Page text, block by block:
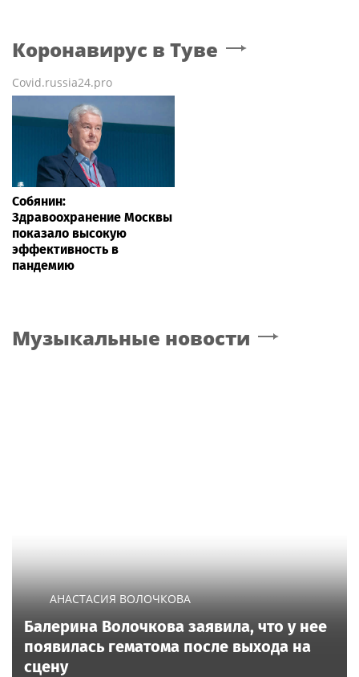
Коронавирус в Туве
Covid.russia24.pro
Собянин:
Здравоохранение Москвы
показало высокую
эффективность в
пандемию
Музыкальные новости
АНАСТАСИЯ ВОЛОЧКОВА
Балерина Волочкова заявила, что у нее
появилась гематома после выхода на
сцену